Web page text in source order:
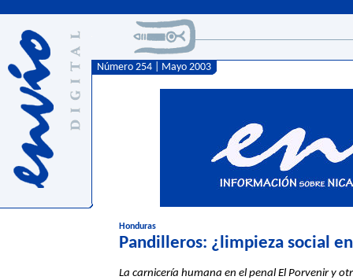
Número 254 | Mayo 2003
Honduras
Pandilleros: ¿limpieza social
La carnicería humana en el penal El Porvenir y